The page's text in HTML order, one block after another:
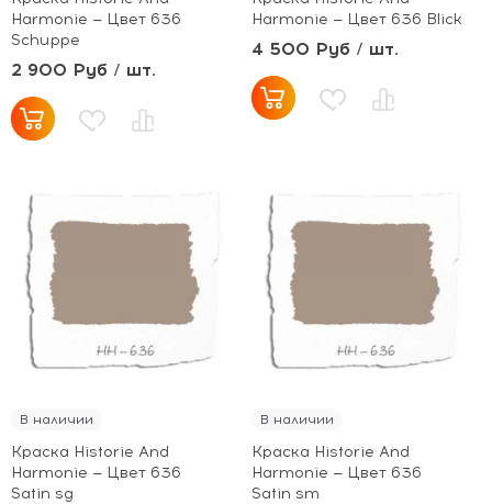
Harmonie — Цвет 636
Schuppe
2 900 Руб / шт.
Harmonie — Цвет 636 Blick
4 500 Руб / шт.
В наличии
Краска Historie And
Harmonie — Цвет 636
Satin sg
В наличии
Краска Historie And
Harmonie — Цвет 636
Satin sm